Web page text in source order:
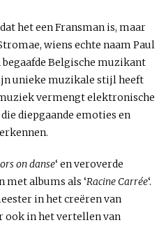
het een Fransman is, maar
wiens echte naam Paul
Belgische muzikant
unieke muzikale stijl heeft
vermengt elektronische
diepgaande emoties en
on danse‘ en veroverde
met albums als ‘Racine Carrée‘.
in het creëren van
ook in het vertellen van